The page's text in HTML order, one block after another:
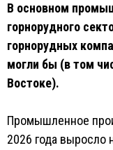
В основном
горнорудного
горнорудных
могли бы (в том
Востоке).
Промышленное
2026 года выросло